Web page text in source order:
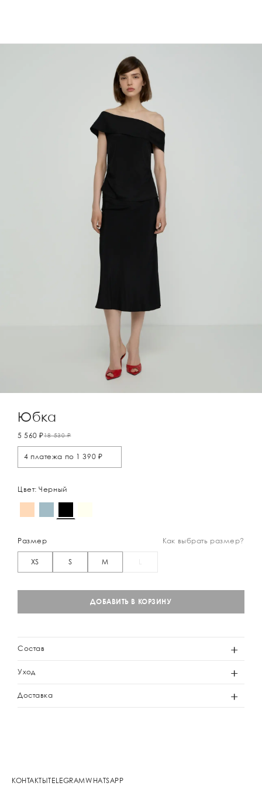
Юбка
5 560 ₽18 530 ₽
4 платежа по 1 390 ₽
Цвет: Черный
Размер Как выбрать размер?
XS S M
ДОБАВИТЬ В КОРЗИНУ
Состав
Уход
Доставка
КОНТАКТЫ TELEGRAMWHATSAPP